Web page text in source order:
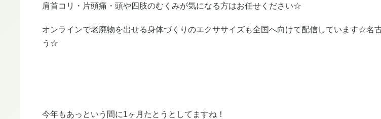
肩首コリ・片頭痛・頭や四肢のむくみが気になる方はお任せください☆
オンラインで老廃物を出せる身体づくりのエクササイズも全国へ向けて配信しています☆名
う☆
今年もあっという間に1ヶ月たとうとしてますね！